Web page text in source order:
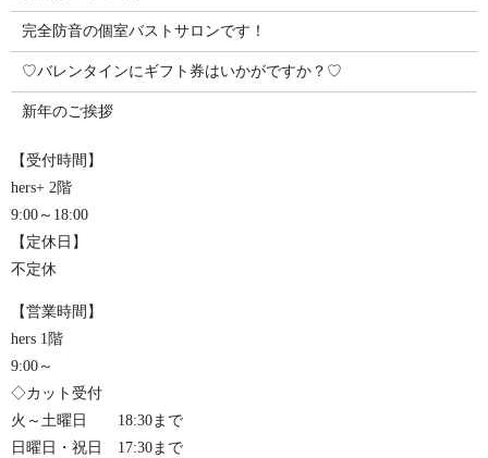
完全防音の個室バストサロンです！
♡バレンタインにギフト券はいかがですか？♡
新年のご挨拶
【受付時間】
hers+ 2階
9:00～18:00
【定休日】
不定休
【営業時間】
hers 1階
9:00～
◇カット受付
火～土曜日 18:30まで
日曜日・祝日 17:30まで